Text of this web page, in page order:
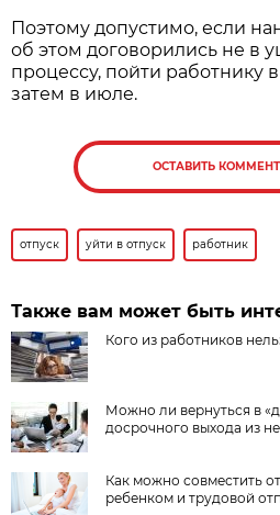
Поэтому допустимо, если
об этом договорились не в
процессу, пойти работнику
затем в июле.
ОСТАВИТЬ
отпуск уйти в отпуск работник
Также вам может быть
Кого из работников
Можно ли вернуться в
досрочного выхода из
Как можно совместить
ребенком и трудовой